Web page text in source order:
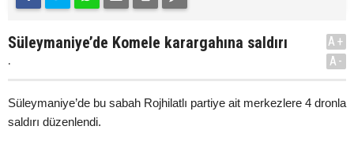
Süleymaniye’de Komele karargahına saldırı
.
A+
A-
Süleymaniye’de bu sabah Rojhilatlı partiye ait merkezlere 4 dronla
saldırı düzenlendi.